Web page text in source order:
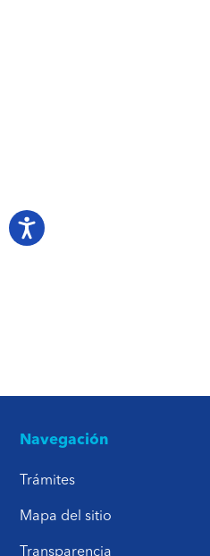
Navegación
Trámites
Mapa del sitio
Transparencia